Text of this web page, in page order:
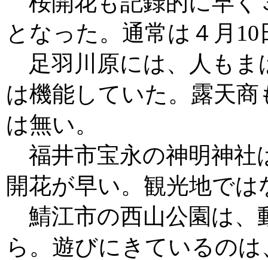
となった。通常は４月10
足羽川原には、人もま
は機能していた。露天
は無い。
福井市宝永の神明神社
開花が早い。観光地で
鯖江市の西山公園は、
ら。遊びにきているの